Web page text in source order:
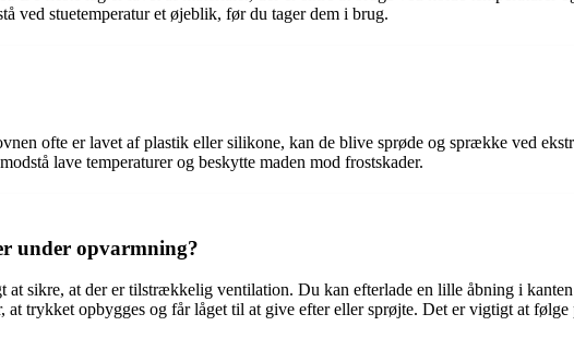
ved stuetemperatur et øjeblik, før du tager dem i brug.
ofte er lavet af plastik eller silikone, kan de blive sprøde og sprække ved
lave temperaturer og beskytte maden mod frostskader.
under opvarmning?
sikre, at der er tilstrækkelig ventilation. Du kan efterlade en lille åbning i
trykket opbygges og får låget til at give efter eller sprøjte. Det er vigtigt at følge